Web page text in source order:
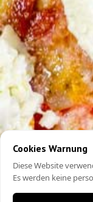
Cookies Warnung
Diese Website
Es werden keine